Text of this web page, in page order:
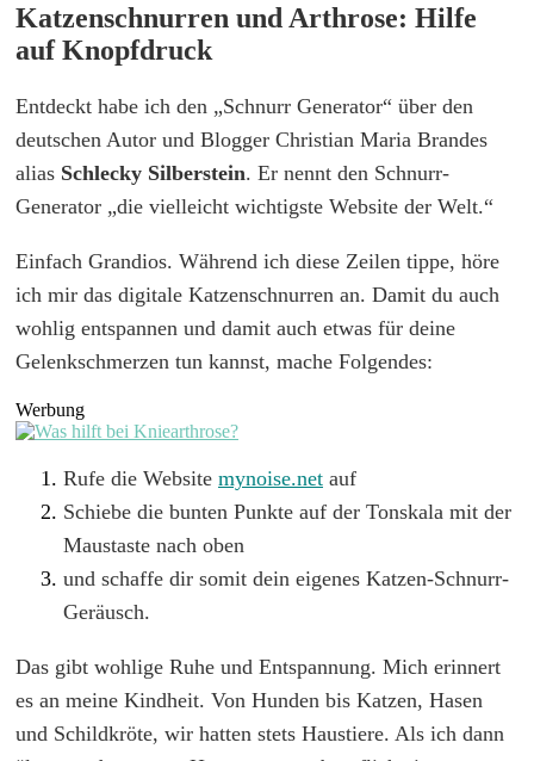
Katzenschnurren und Arthrose: Hilfe
auf Knopfdruck
Entdeckt habe ich den „Schnurr Generator“ über den
deutschen Autor und Blogger Christian Maria Brandes
alias Schlecky Silberstein. Er nennt den Schnurr-
Generator „die vielleicht wichtigste Website der Welt.“
Einfach Grandios. Während ich diese Zeilen tippe, höre
ich mir das digitale Katzenschnurren an. Damit du auch
wohlig entspannen und damit auch etwas für deine
Gelenkschmerzen tun kannst, mache Folgendes:
Werbung
Rufe die Website mynoise.net auf
Schiebe die bunten Punkte auf der Tonskala mit der
Maustaste nach oben
und schaffe dir somit dein eigenes Katzen-Schnurr-
Geräusch.
Das gibt wohlige Ruhe und Entspannung. Mich erinnert
es an meine Kindheit. Von Hunden bis Katzen, Hasen
und Schildkröte, wir hatten stets Haustiere. Als ich dann